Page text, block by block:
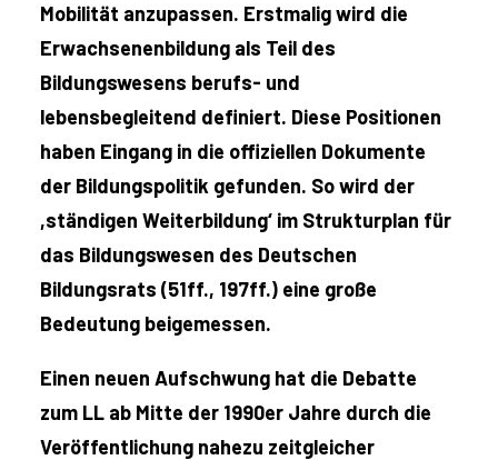
Mobilität anzupassen. Erstmalig wird die
Erwachsenenbildung als Teil des
Bildungswesens berufs- und
lebensbegleitend definiert. Diese Positionen
haben Eingang in die offiziellen Dokumente
der Bildungspolitik gefunden. So wird der
,ständigen Weiterbildung‘ im Strukturplan für
das Bildungswesen des Deutschen
Bildungsrats (51ff., 197ff.) eine große
Bedeutung beigemessen.
Einen neuen Aufschwung hat die Debatte
zum LL ab Mitte der 1990er Jahre durch die
Veröffentlichung nahezu zeitgleicher